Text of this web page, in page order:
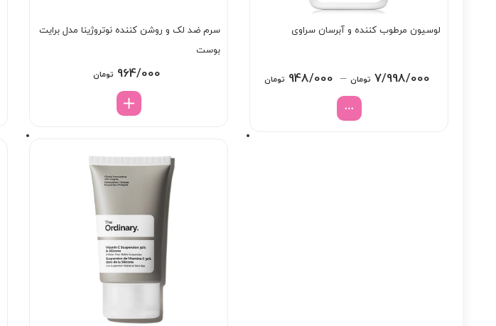
لوسیون مرطوب کننده و آبرسان سراوی
7/998/000 تومان –
948/000 تومانPrice
through
سرم ضد لک و روشن کننده نوتروژینا مدل برایت
بوست
964/000 تومان